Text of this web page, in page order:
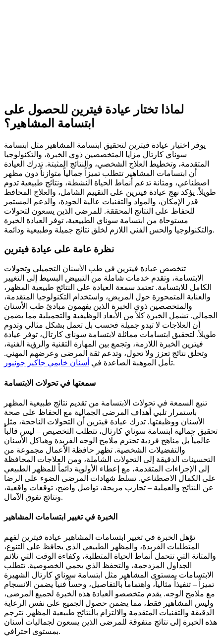
لماذا تختار عيادة فيترين للحصول على
ابتسامة المشاهير؟
يوفر اختيار عيادة فيترين لتحقيق ابتسامة المشاهير مثل ابتسامة
سوناي كارتال مزايا المتخصصين ذوي الخبرة، والتكنولوجيا
المتقدمة، وتخطيط العلاج الشخصي، والنتائج المثبتة. تدرك العيادة
أن ابتسامات المشاهير تتطلب تميزاً جمالياً متوازناً دون مظهر
اصطناعي، ومتانة تدعم أنماط الحياة النشطة، ونتائج طبيعية تدوم
طويلاً. يؤكد نهج عيادة فيترين على التقييم الشامل، والعلاج المحافظ
قدر الإمكان، والمواد والتقنيات عالية الجودة، والدعم المستمر
للحفاظ على النتائج المحققة. للمرضى الذين يسعون لتحولات
مستوحاة من ابتسامة سوناي الطبيعية، توفر العيادة الخبرة
والتكنولوجيا والحس الفني اللازم لخلق نتائج جميلة وطبيعية ودائمة.
نظرة عامة على عيادة فيترين
تتخصص عيادة فيترين في طب الأسنان التجميلي وتحولات
الابتسامة، وتقدم خدمات شاملة من التبييض البسيط إلى التغيير
الكامل للابتسامة. تعتمد سمعة العيادة على النتائج طبيعية المظهر،
والعناية المتمحورة حول المريض، واستخدام التكنولوجيا المتقدمة،
والمتخصصين ذوي الخبرة الذين يفهمون مبادئ طب الأسنان
الجمالي. تشمل الخبرة كلاً من الأبعاد الوظيفية والتجميلية مما يضمن
أن العلاجات لا تبدو جميلة فحسب بل تعمل بشكل مثالي وتدوم
طويلاً. لتحقيق ابتسامات مماثلة لابتسامة سوناي كارتال، توفر عيادة
فيترين الخبرة اللازمة، وتجمع بين المهارة التقنية والرؤية الفنية،
وتخلق نتائج تعزز ولا تحول، وتدعم ثقة المرضى وعرضهم المهني.
تأمل الموهبة الصاعدة في أسنان خايمي جاكيز جونيور .
سمعتها في تحولات الابتسامة
تنبع السمعة في تحولات الابتسامة من تقديم نتائج طبيعية المظهر
باستمرار تلبي أهداف المرضى الجمالية مع الحفاظ على صحة
الأسنان ووظيفتها. تدرك عيادة فيترين أن التحولات الناجحة، مثل
تحقيق جمالية ابتسامة سوناي كارتال، تتطلب التخصيص – ليس قالباً
عالمياً بل مناهج فردية تحترم ملامح الوجه الفريدة وهياكل الأسنان
والتفضيلات الشخصية. تظهر حافظة الأعمال مجموعة من
التحسينات الدقيقة إلى التحولات الشاملة، ومن العلاجات المحافظة
إلى الإجراءات المتقدمة، مع إعطاء الأولوية دائماً للمظهر الطبيعي
على الكمال الاصطناعي. تسلط شهادات المرضى الضوء على الرضا
عن النتائج والعملية – تجارب مريحة، تواصل واضح، توقعات واقعية،
ونتائج تفوق الآمال.
الخبرة في تغيير ابتسامات المشاهير
تؤهل الخبرة في تغيير ابتسامات المشاهير عيادة فيترين لفهم
المتطلبات الفريدة، والمظهر الطبيعي الذي يحافظ على التنوع،
والمتانة التي تتحمل أنماط الحياة المتطلبة، وكفاءة الوقت التي تلائم
الجداول المزدحمة، والتحفظ الذي يحمي الخصوصية. تتطلب
الابتسامات بمستوى المشاهير مثل ابتسامة سوناي كارتال الشهيرة
تميزاً – تنفيذاً مثالياً، واهتماماً بالتفاصيل، وحساً فنياً يضمن الانسجام
مع ملامح الوجه. يقدم متخصصو العيادة هذه الخبرة لجميع المرضى،
وليس المشاهير فقط، مما يضمن حصول الجميع على نفس الرعاية
الدقيقة والتقنيات المتقدمة والالتزام بالنتائج طبيعية المظهر. تترجم
هذه الخبرة إلى نتائج متفوقة للمرضى الذين يسعون لجماليات أسنان
بمستوى احترافي.